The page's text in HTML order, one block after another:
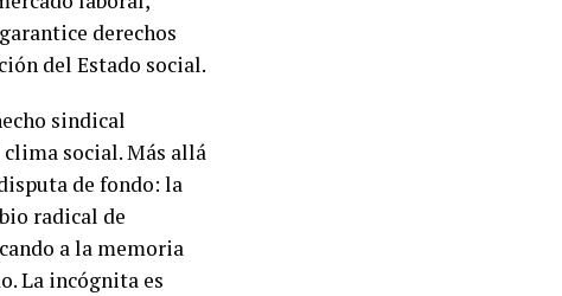
derechos
del Estado social.
sindical
social. Más allá
de fondo: la
radical de
a la memoria
La incógnita es